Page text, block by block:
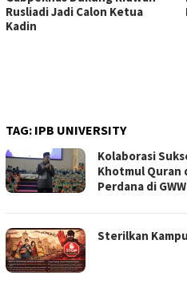
Rusliadi Jadi Calon Ketua
Kadin
TAG: IPB UNIVERSITY
Kolaborasi
Khotmul Quran
Perdana di
Sterilkan